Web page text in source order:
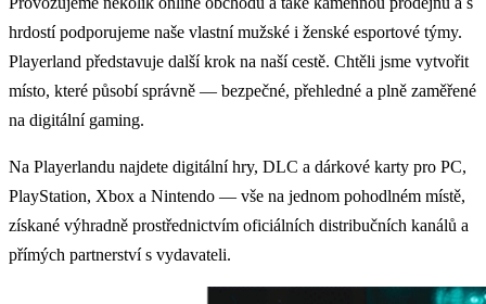
hrdostí podporujeme naše vlastní mužské i ženské esportové týmy.
Playerland představuje další krok na naší cestě. Chtěli jsme vytvořit
místo, které působí správně — bezpečné, přehledné a plně zaměřené
na digitální gaming.
Na Playerlandu najdete digitální hry, DLC a dárkové karty pro PC,
PlayStation, Xbox a Nintendo — vše na jednom pohodlném místě,
získané výhradně prostřednictvím oficiálních distribučních kanálů a
přímých partnerství s vydavateli.